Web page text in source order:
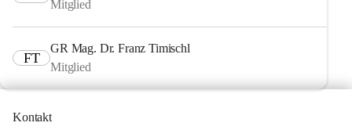
Mitglied
FT
GR Mag. Dr. Franz Timischl
Mitglied
Kontakt